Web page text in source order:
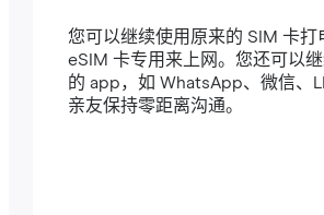
您可以继续使用原来的 SIM 卡打
eSIM 卡专用来上网。您还可以
的 app，如 WhatsApp、微信、
亲友保持零距离沟通。